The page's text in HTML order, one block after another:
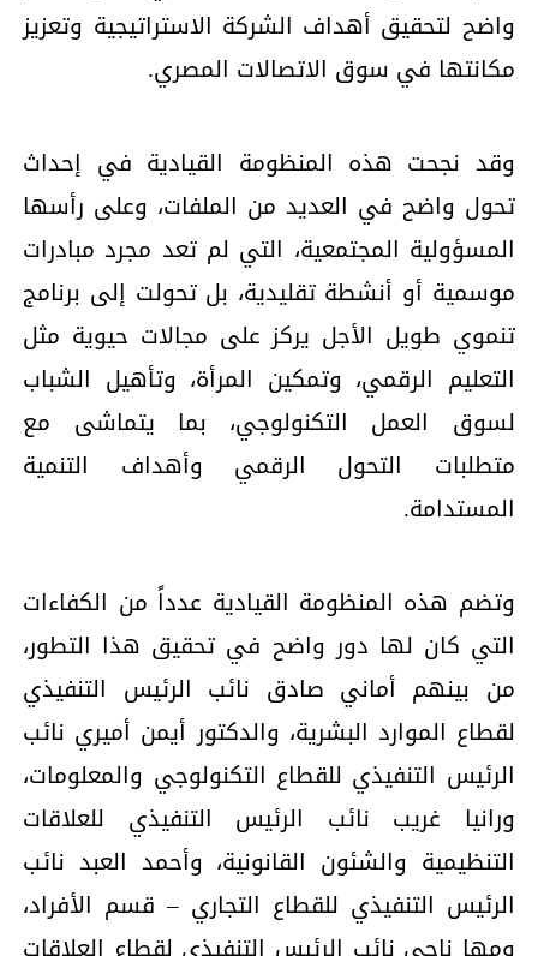
واضح لتحقيق أهداف الشركة الاستراتيجية وتعزيز
مكانتها في سوق الاتصالات المصري.
وقد نجحت هذه المنظومة القيادية في إحداث
تحول واضح في العديد من الملفات، وعلى رأسها
المسؤولية المجتمعية، التي لم تعد مجرد مبادرات
موسمية أو أنشطة تقليدية، بل تحولت إلى برنامج
تنموي طويل الأجل يركز على مجالات حيوية مثل
التعليم الرقمي، وتمكين المرأة، وتأهيل الشباب
لسوق العمل التكنولوجي، بما يتماشى مع
متطلبات التحول الرقمي وأهداف التنمية
المستدامة.
وتضم هذه المنظومة القيادية عدداً من الكفاءات
التي كان لها دور واضح في تحقيق هذا التطور،
من بينهم أماني صادق نائب الرئيس التنفيذي
لقطاع الموارد البشرية، والدكتور أيمن أميري نائب
الرئيس التنفيذي للقطاع التكنولوجي والمعلومات،
ورانيا غريب نائب الرئيس التنفيذي للعلاقات
التنظيمية والشئون القانونية، وأحمد العبد نائب
الرئيس التنفيذي للقطاع التجاري – قسم الأفراد،